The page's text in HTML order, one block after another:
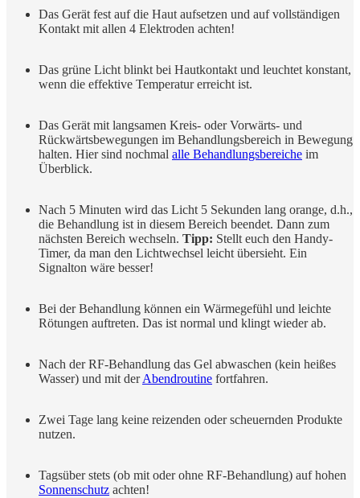
Das Gerät fest auf die Haut aufsetzen und auf vollständigen
Kontakt mit allen 4 Elektroden achten!
Das grüne Licht blinkt bei Hautkontakt und leuchtet konstant,
wenn die effektive Temperatur erreicht ist.
Das Gerät mit langsamen Kreis- oder Vorwärts- und
Rückwärtsbewegungen im Behandlungsbereich in Bewegung
halten. Hier sind nochmal alle Behandlungsbereiche im
Überblick.
Nach 5 Minuten wird das Licht 5 Sekunden lang orange, d.h.,
die Behandlung ist in diesem Bereich beendet. Dann zum
nächsten Bereich wechseln. Tipp: Stellt euch den Handy-
Timer, da man den Lichtwechsel leicht übersieht. Ein
Signalton wäre besser!
Bei der Behandlung können ein Wärmegefühl und leichte
Rötungen auftreten. Das ist normal und klingt wieder ab.
Nach der RF-Behandlung das Gel abwaschen (kein heißes
Wasser) und mit derAbendroutine fortfahren.
Zwei Tage lang keine reizenden oder scheuernden Produkte
nutzen.
Tagsüber stets (ob mit oder ohne RF-Behandlung) auf hohen
Sonnenschutz achten!